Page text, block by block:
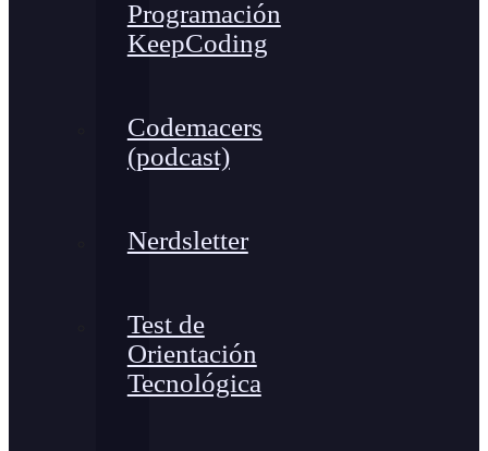
Programación
KeepCoding
Codemacers
(podcast)
Nerdsletter
Test de
Orientación
Tecnológica